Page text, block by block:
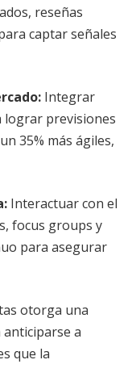
reseñas
captar señales
: Integrar
lograr previsiones
35% más ágiles,
: Interactuar con el
focus groups y
para asegurar
otorga una
anticiparse a
que la